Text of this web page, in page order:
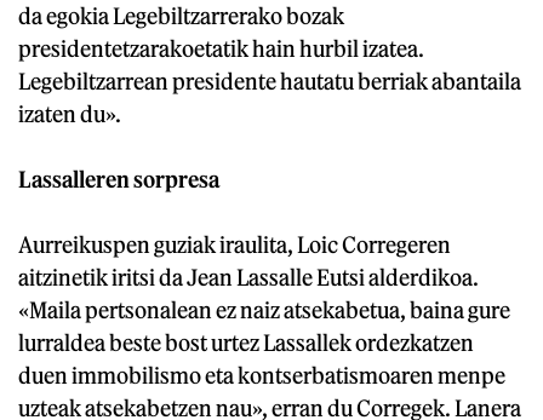
da egokia Legebiltzarrerako bozak
presidentetzarakoetatik hain hurbil izatea.
Legebiltzarrean presidente hautatu berriak abantaila
izaten du».
Lassalleren sorpresa
Aurreikuspen guziak iraulita, Loic Corregeren
aitzinetik iritsi da Jean Lassalle Eutsi alderdikoa.
«Maila pertsonalean ez naiz atsekabetua, baina gure
lurraldea beste bost urtez Lassallek ordezkatzen
duen immobilismo eta kontserbatismoaren menpe
uzteak atsekabetzen nau», erran du Corregek. Lanera